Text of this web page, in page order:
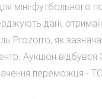
міні-футбольного
дані,
Prozorro, як
Аукціон відбувся
переможця -